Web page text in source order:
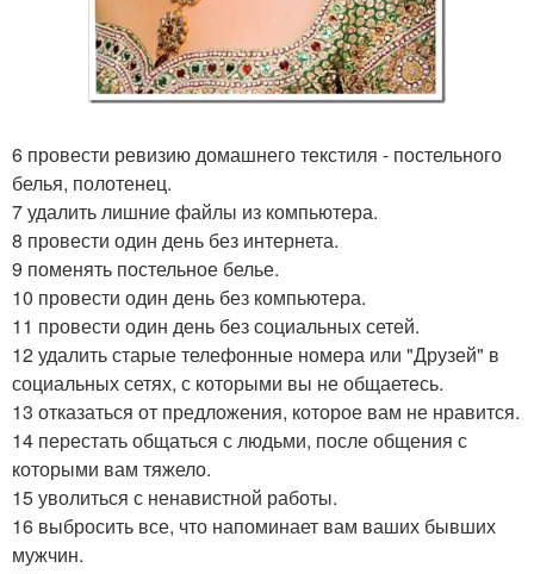
6 провести ревизию домашнего текстиля - постельного
белья, полотенец.
7 удалить лишние файлы из компьютера.
8 провести один день без интернета.
9 поменять постельное белье.
10 провести один день без компьютера.
11 провести один день без социальных сетей.
12 удалить старые телефонные номера или "Друзей" в
социальных сетях, с которыми вы не общаетесь.
13 отказаться от предложения, которое вам не нравится.
14 перестать общаться с людьми, после общения с
которыми вам тяжело.
15 уволиться с ненавистной работы.
16 выбросить все, что напоминает вам ваших бывших
мужчин.